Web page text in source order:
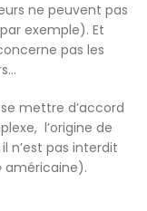
ne peuvent pas
exemple). Et
pas les
mettre d’accord
l’origine de
n’est pas interdit
américaine).